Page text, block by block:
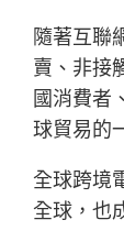
隨著互聯
賣、非接
國消費者
球貿易的
全球跨境
全球，也